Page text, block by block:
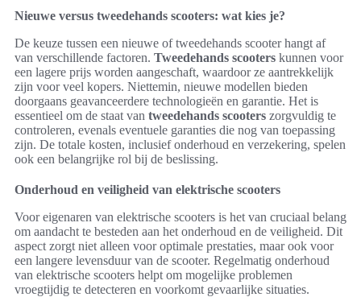
Nieuwe versus tweedehands scooters: wat kies je?
De keuze tussen een nieuwe of tweedehands scooter hangt af
van verschillende factoren. Tweedehands scooters kunnen voor
een lagere prijs worden aangeschaft, waardoor ze aantrekkelijk
zijn voor veel kopers. Niettemin, nieuwe modellen bieden
doorgaans geavanceerdere technologieën en garantie. Het is
essentieel om de staat van tweedehands scooters zorgvuldig te
controleren, evenals eventuele garanties die nog van toepassing
zijn. De totale kosten, inclusief onderhoud en verzekering, spelen
ook een belangrijke rol bij de beslissing.
Onderhoud en veiligheid van elektrische scooters
Voor eigenaren van elektrische scooters is het van cruciaal belang
om aandacht te besteden aan het onderhoud en de veiligheid. Dit
aspect zorgt niet alleen voor optimale prestaties, maar ook voor
een langere levensduur van de scooter. Regelmatig onderhoud
van elektrische scooters helpt om mogelijke problemen
vroegtijdig te detecteren en voorkomt gevaarlijke situaties.